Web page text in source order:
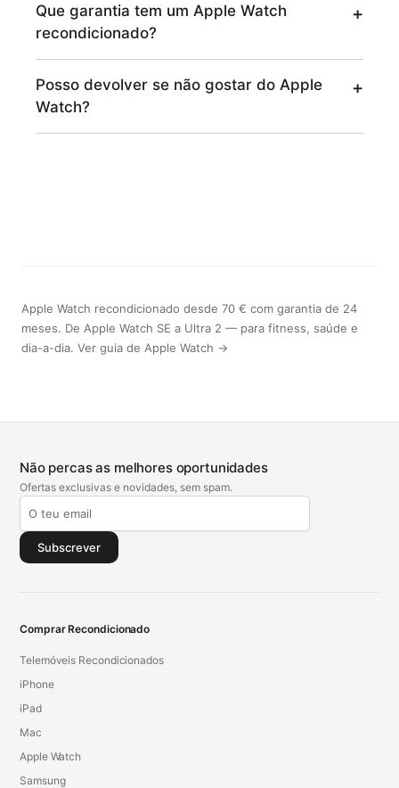
Que garantia tem um Apple Watch
recondicionado?
Posso devolver se não gostar do Apple
Watch?
Apple Watch recondicionado desde 70 € com garantia de 24
meses. De Apple Watch SE a Ultra 2 — para fitness, saúde e
dia-a-dia. Ver guia de Apple Watch →
Não percas as melhores oportunidades
Ofertas exclusivas e novidades, sem spam.
Subscrever
Comprar Recondicionado
Telemóveis Recondicionados
iPhone
iPad
Mac
Apple Watch
Samsung